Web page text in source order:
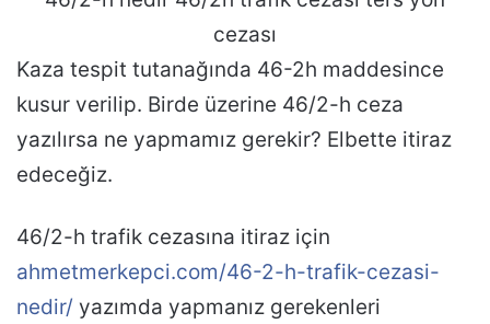
cezası
Kaza tespit tutanağında 46-2h maddesince
kusur verilip. Birde üzerine 46/2-h ceza
yazılırsa ne yapmamız gerekir? Elbette itiraz
edeceğiz.
46/2-h trafik cezasına itiraz için
ahmetmerkepci.com/46-2-h-trafik-cezasi-
nedir/ yazımda yapmanız gerekenleri